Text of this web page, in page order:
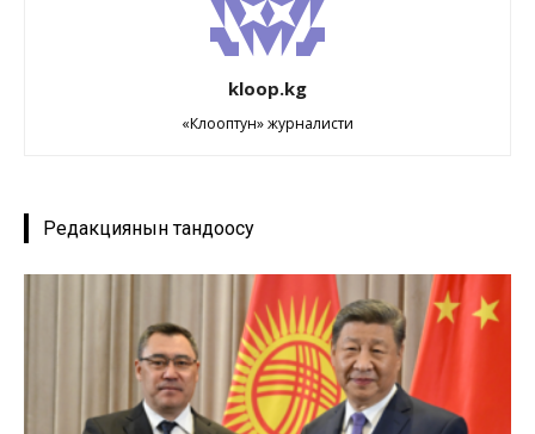
kloop.kg
«Клооптун» журналисти
Редакциянын тандоосу